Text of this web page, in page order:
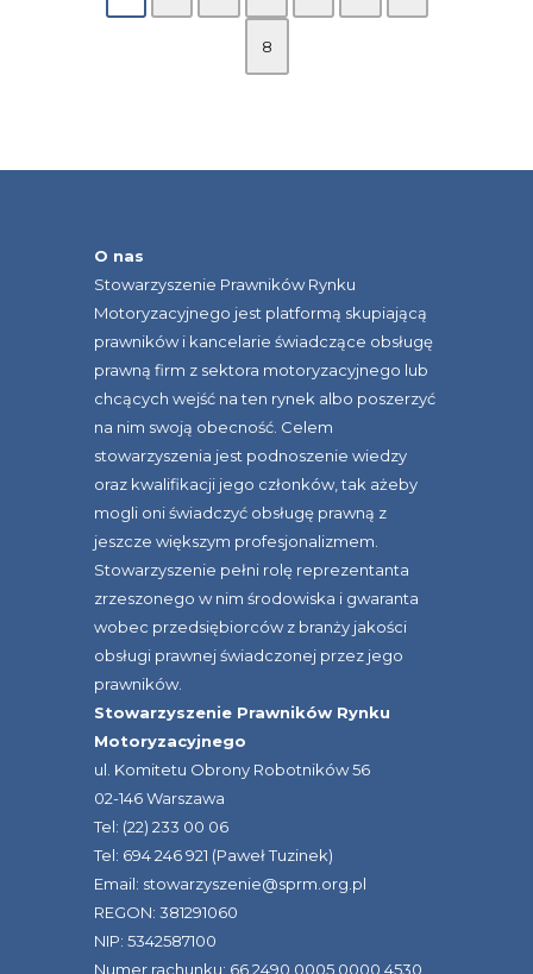
8
O nas
Stowarzyszenie Prawników Rynku
Motoryzacyjnego jest platformą skupiającą
prawników i kancelarie świadczące obsługę
prawną firm z sektora motoryzacyjnego lub
chcących wejść na ten rynek albo poszerzyć
na nim swoją obecność. Celem
stowarzyszenia jest podnoszenie wiedzy
oraz kwalifikacji jego członków, tak ażeby
mogli oni świadczyć obsługę prawną z
jeszcze większym profesjonalizmem.
Stowarzyszenie pełni rolę reprezentanta
zrzeszonego w nim środowiska i gwaranta
wobec przedsiębiorców z branży jakości
obsługi prawnej świadczonej przez jego
prawników.
Stowarzyszenie Prawników Rynku
Motoryzacyjnego
ul. Komitetu Obrony Robotników 56
02-146 Warszawa
Tel: (22) 233 00 06
Tel: 694 246 921 (Paweł Tuzinek)
Email: stowarzyszenie@sprm.org.pl
REGON: 381291060
NIP: 5342587100
Numer rachunku: 66 2490 0005 0000 4530